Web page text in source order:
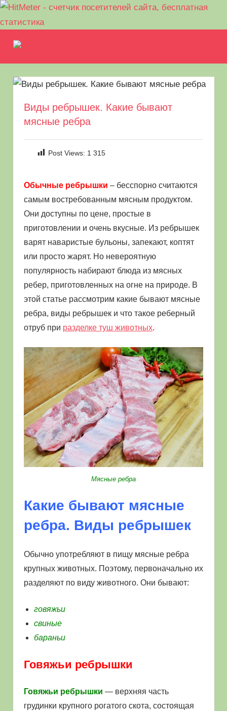
содержимому
пикника.
приготовить
природе
Виды ребрышек. Какие бывают
мясные ребра
Post Views: 1 315
Обычные ребрышки – бесспорно считаются
самым востребованным мясным продуктом.
Они доступны по цене, простые в
приготовлении и очень вкусные. Из ребрышек
варят наваристые бульоны, запекают, коптят
или просто жарят. Но невероятную
популярность набирают блюда из мясных
ребер, приготовленных на огне на природе. В
этой статье рассмотрим какие бывают мясные
ребра, виды ребрышек и что такое реберный
отруб при разделке туш животных.
Мясные ребра
Какие бывают мясные
ребра. Виды ребрышек
Обычно употребляют в пищу мясные ребра
крупных животных. Поэтому, первоначально их
разделяют по виду животного. Они бывают:
говяжьи
свиные
бараньи
Говяжьи ребрышки
Говяжьи ребрышки — верхняя часть
грудинки крупного рогатого скота, состоящая